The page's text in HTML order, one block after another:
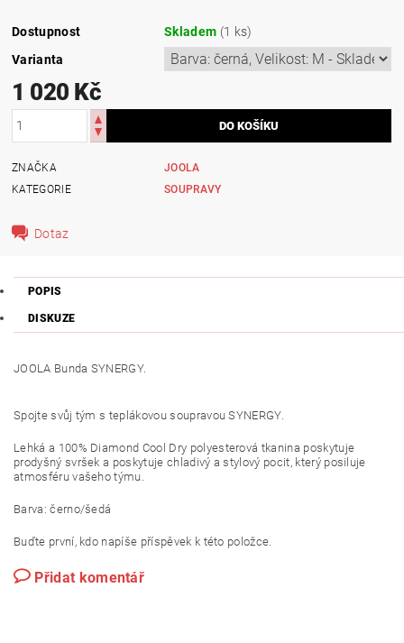
Dostupnost Skladem (1 ks)
Varianta
1 020 Kč
ZNAČKA
JOOLA
KATEGORIE
SOUPRAVY
Dotaz
POPIS
DISKUZE
JOOLA Bunda SYNERGY.
Spojte svůj tým s teplákovou soupravou SYNERGY.
Lehká a 100% Diamond Cool Dry polyesterová tkanina poskytuje
prodyšný svršek a poskytuje chladivý a stylový pocit, který posiluje
atmosféru vašeho týmu.
Barva: černo/šedá
Buďte první, kdo napíše příspěvek k této položce.
Přidat komentář